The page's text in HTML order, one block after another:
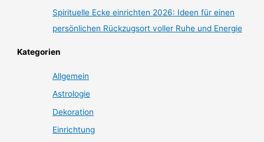
Spirituelle Ecke einrichten 2026: Ideen für einen
persönlichen Rückzugsort voller Ruhe und Energie
Kategorien
Allgemein
Astrologie
Dekoration
Einrichtung